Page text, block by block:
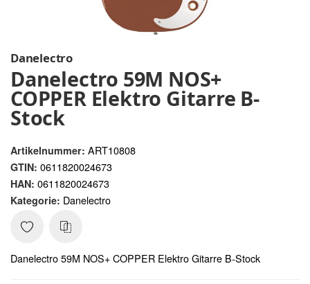
Danelectro
Danelectro 59M NOS+
COPPER Elektro Gitarre B-
Stock
Artikelnummer: ART10808
GTIN: 0611820024673
HAN: 0611820024673
Kategorie: Danelectro
Danelectro 59M NOS+ COPPER Elektro Gitarre B-Stock